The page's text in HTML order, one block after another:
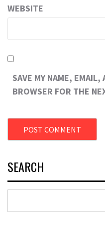
WEBSITE
SAVE MY NAME,
BROWSER FOR THE
SEARCH